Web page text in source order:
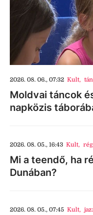
2026. 08. 06., 07:32 Kult,
Moldvai táncok
napközis
2026. 08. 05., 16:43 Kult,
Mi a teendő, ha
Dunában?
2026. 08. 05., 07:45 Kult,